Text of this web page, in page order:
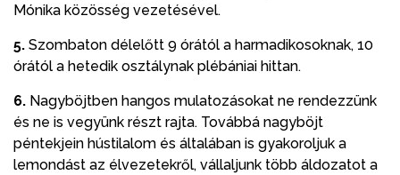
Mónika közösség vezetésével.
5. Szombaton délelőtt 9 órától a harmadikosoknak, 10
órától a hetedik osztálynak plébániai hittan.
6. Nagyböjtben hangos mulatozásokat ne rendezzünk
és ne is vegyünk részt rajta. Továbbá nagyböjt
péntekjein hústilalom és általában is gyakoroljuk a
lemondást az élvezetekről, vállaljunk több áldozatot a